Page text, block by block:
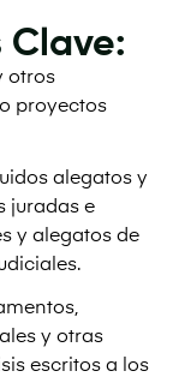
Clave:
otros
proyectos
alegatos y
juradas e
y alegatos de
y otras
escritos a los